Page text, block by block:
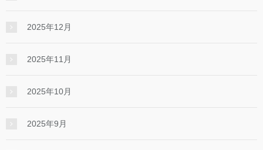
2025年12月
2025年11月
2025年10月
2025年9月